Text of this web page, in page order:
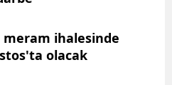
meram ihalesinde
olacak